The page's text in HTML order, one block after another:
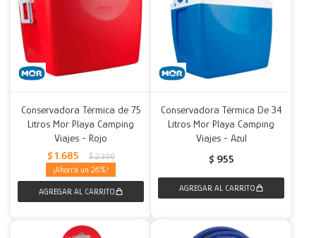
Conservadora Térmica de 75
Litros Mor Playa Camping
Viajes - Rojo
$ 1.685 $ 2.300
26
Conservadora Térmica De 34
Litros Mor Playa Camping
Viajes - Azul
$ 955